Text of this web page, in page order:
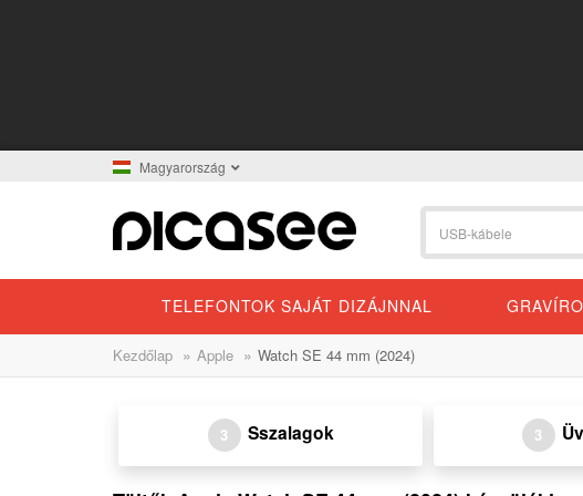
Magyarország
TELEFONTOK SAJÁT DIZÁJNNAL
Kezdőlap » Apple » Watch SE 44 mm (2024)
3 Sszalagok 3